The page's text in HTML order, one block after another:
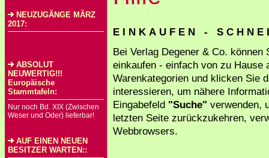
NEUZUGÄNGE MÄRZ
2017:
ABSOLUT
NEUWERTIG!!!
Europäische
Stammtafeln:
Nur noch Bd. XIX (Zwischen
Weser und Oder) lieferbar!
AUF EINEN NEUEN
BESITZER WARTEN::
E I N K A U F E N - S C H N
Bei Verlag Degener & Co.
einkaufen - einfach von zu Hause
Warenkategorien und klicken Sie
interessieren, um nähere
Eingabefeld "Suche" verwenden,
letzten Seite zurückzukehren,
Webbrowsers.